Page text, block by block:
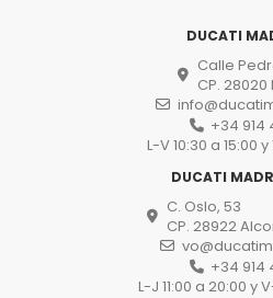
DUCATI
Calle
CP.
+34 914
L-V 10:30 a 15:00
DUCATI
C. Oslo, 53
CP. 28922
+34 914
L-J 11:00 a 20:00 y